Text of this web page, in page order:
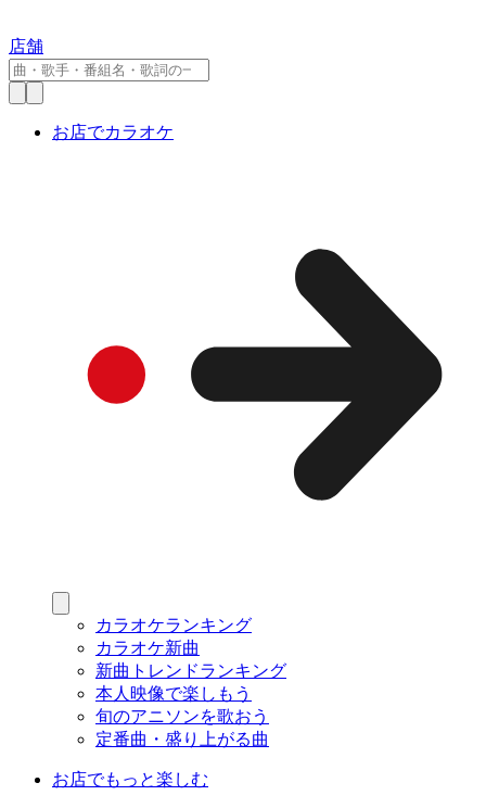
店舗
お店でカラオケ
カラオケランキング
カラオケ新曲
新曲トレンドランキング
本人映像で楽しもう
旬のアニソンを歌おう
定番曲・盛り上がる曲
お店でもっと楽しむ